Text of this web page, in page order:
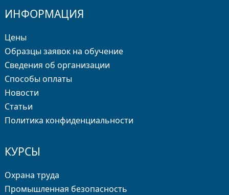
ИНФОРМАЦИЯ
Цены
Образцы заявок на обучение
Сведения об организации
Способы оплаты
Новости
Статьи
Политика конфиденциальности
КУРСЫ
Охрана труда
Промышленная безопасность